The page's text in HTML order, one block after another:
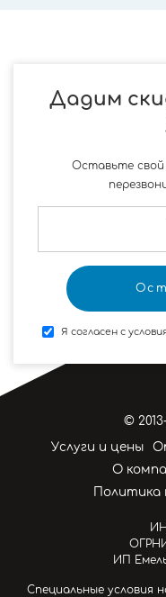
Дадим
Оставьте
Я согласен с
©
Услуги и цены
О
Политика
ИП
Специальные условия